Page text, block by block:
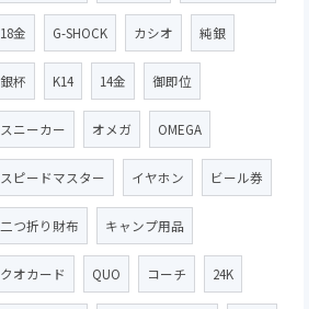
18金 G-SHOCK カシオ 純銀
銀杯 K14 14金 御即位
スニーカー オメガ OMEGA
スピードマスター イヤホン ビール券
二つ折り財布 キャンプ用品
クオカード QUO コーチ 24K